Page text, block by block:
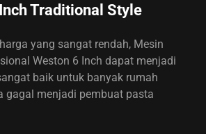
Traditional Style
yang sangat rendah, Mesin
Weston 6 Inch dapat menjadi
baik untuk banyak rumah
gagal menjadi pembuat pasta